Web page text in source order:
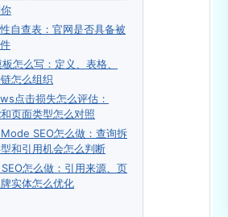
自查表：官网是否具备被
怎么写：定义、表格、
怎么组织
点击损失怎么评估：
页面类型怎么对照
SEO怎么做：查询拆
和引用机会怎么判断
怎么做：引用来源、页
实体怎么优化